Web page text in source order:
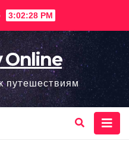
3:02:29 PM
Online
путешествиям